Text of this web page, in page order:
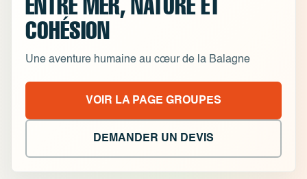
COHÉSION
Une aventure humaine au cœur de la Balagne
VOIR LA PAGE GROUPES
DEMANDER UN DEVIS